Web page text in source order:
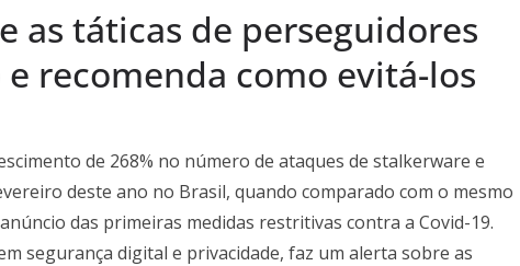
as táticas de perseguidores
recomenda como evitá-los
de 268% no número de ataques de stalkerware e
deste ano no Brasil, quando comparado com o mesmo
das primeiras medidas restritivas contra a Covid-19.
segurança digital e privacidade, faz um alerta sobre as